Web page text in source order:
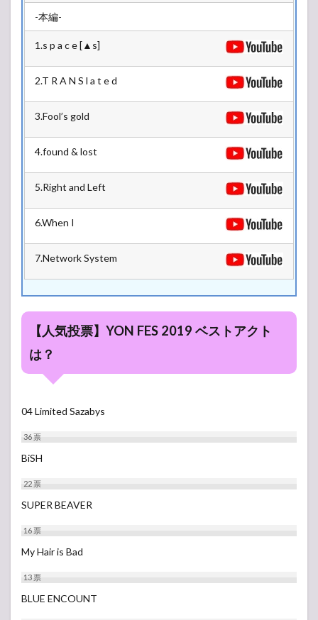
LAND
STAGE
3
タイムテーブル
SKY
STAGE
STAGE
-本編-
1.s p a c e [▲s]
2.T R A N S l a t e d
3.Fool’s gold
4.found & lost
5.Right and Left
6.When I
7.Network System
【人気投票】YON FES 2019 ベストアクト
は？
04 Limited Sazabys
36票
BiSH
22票
SUPER BEAVER
16票
My Hair is Bad
13票
BLUE ENCOUNT